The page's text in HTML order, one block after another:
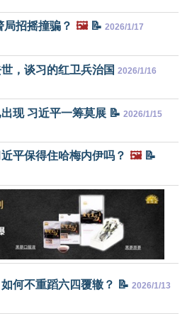
招摇撞骗？ 🖼️📝 2026/1/17
，谈习的红卫兵治国 2026/1/16
现 习近平一筹莫展 📝 2026/1/15
平保得住哈梅内伊吗？ 🖼️📝
何不重蹈六四覆辙？ 📝 2026/1/13